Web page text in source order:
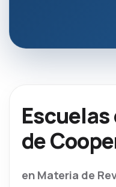
de
en Materia de